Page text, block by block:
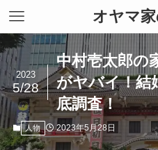
オヤマ
中村壱太郎の
がヤバイ！結
底調査！
2023
5/28
人物 2023年5月28日